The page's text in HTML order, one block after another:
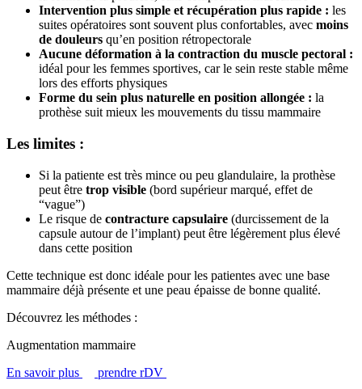
Intervention plus simple et récupération plus rapide : les
suites opératoires sont souvent plus confortables, avec moins
de douleurs qu’en position rétropectorale
Aucune déformation à la contraction du muscle pectoral :
idéal pour les femmes sportives, car le sein reste stable même
lors des efforts physiques
Forme du sein plus naturelle en position allongée : la
prothèse suit mieux les mouvements du tissu mammaire
Les limites :
Si la patiente est très mince ou peu glandulaire, la prothèse
peut être trop visible (bord supérieur marqué, effet de
“vague”)
Le risque de contracture capsulaire (durcissement de la
capsule autour de l’implant) peut être légèrement plus élevé
dans cette position
Cette technique est donc idéale pour les patientes avec une base
mammaire déjà présente et une peau épaisse de bonne qualité.
Découvrez les méthodes :
Augmentation mammaire
En savoir plus
prendre rDV